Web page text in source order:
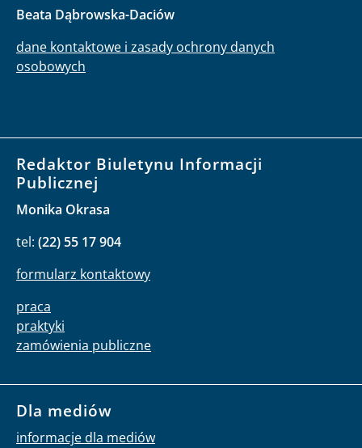
Beata Dąbrowska-Daciów
dane kontaktowe i zasady ochrony danych
osobowych
Redaktor Biuletynu Informacji
Publicznej
Monika Okrasa
tel: (22) 55 17 904
formularz kontaktowy
praca
praktyki
zamówienia publiczne
Dla mediów
informacje dla mediów